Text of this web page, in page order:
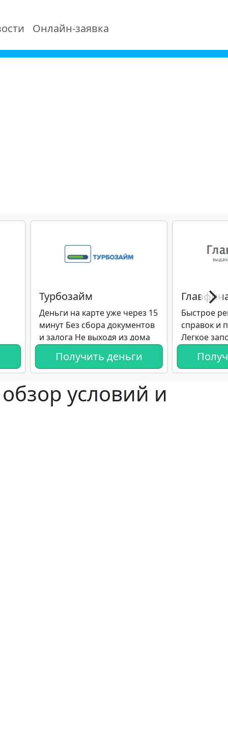
Онлайн-заявка
Турбозайм
Деньги на карте уже через 15
минут Без сбора документов
и залога Не выходя из дома
Получить деньги
Быстрое
справок и
Легкое
условий и